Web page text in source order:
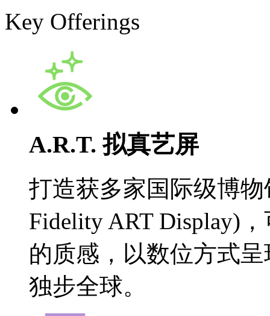
Key Offerings
A.R.T. 拟真艺屏
打造获多家国际级博
Fidelity ART
的质感，以数位方
独步全球。